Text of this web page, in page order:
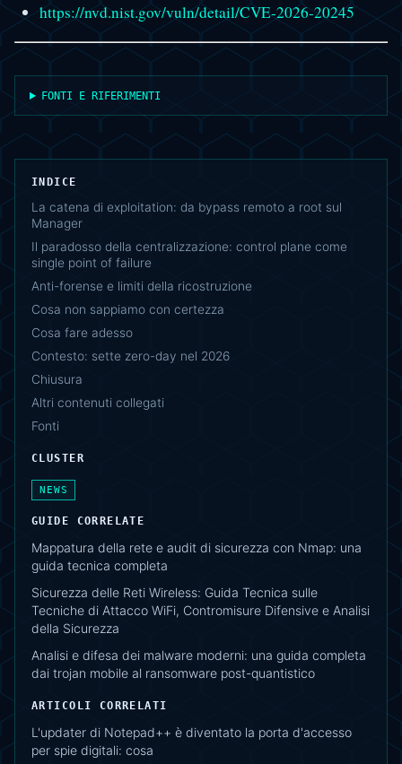
https://nvd.nist.gov/vuln/detail/CVE-2026-20245
FONTI E RIFERIMENTI
INDICE
La catena di exploitation: da bypass remoto a root sul
Manager
Il paradosso della centralizzazione: control plane come
single point of failure
Anti-forense e limiti della ricostruzione
Cosa non sappiamo con certezza
Cosa fare adesso
Contesto: sette zero-day nel 2026
Chiusura
Altri contenuti collegati
Fonti
CLUSTER
NEWS
GUIDE CORRELATE
Mappatura della rete e audit di sicurezza con Nmap: una
guida tecnica completa
Sicurezza delle Reti Wireless: Guida Tecnica sulle
Tecniche di Attacco WiFi, Contromisure Difensive e Analisi
della Sicurezza
Analisi e difesa dei malware moderni: una guida completa
dai trojan mobile al ransomware post-quantistico
ARTICOLI CORRELATI
L'updater di Notepad++ è diventato la porta d'accesso
per spie digitali: cosa